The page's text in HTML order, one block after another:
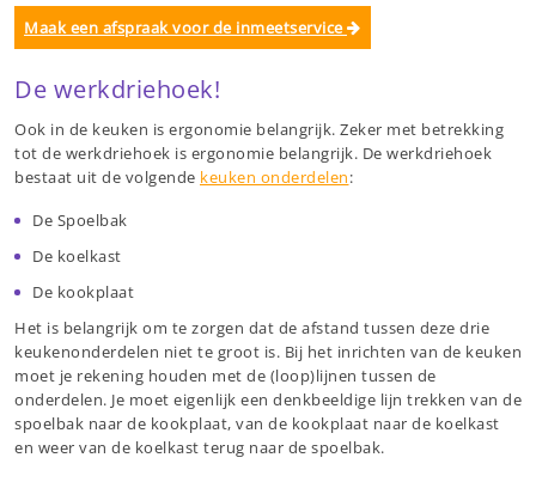
Maak een afspraak voor de inmeetservice
De werkdriehoek!
Ook in de keuken is ergonomie belangrijk. Zeker met betrekking
tot de werkdriehoek is ergonomie belangrijk. De werkdriehoek
bestaat uit de volgende keuken onderdelen:
De Spoelbak
De koelkast
De kookplaat
Het is belangrijk om te zorgen dat de afstand tussen deze drie
keukenonderdelen niet te groot is. Bij het inrichten van de keuken
moet je rekening houden met de (loop)lijnen tussen de
onderdelen. Je moet eigenlijk een denkbeeldige lijn trekken van de
spoelbak naar de kookplaat, van de kookplaat naar de koelkast
en weer van de koelkast terug naar de spoelbak.